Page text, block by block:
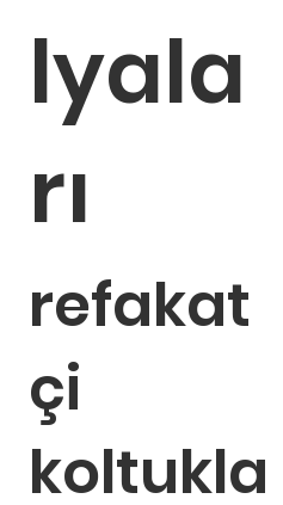
lyala
rı
refakat
çi
koltukla